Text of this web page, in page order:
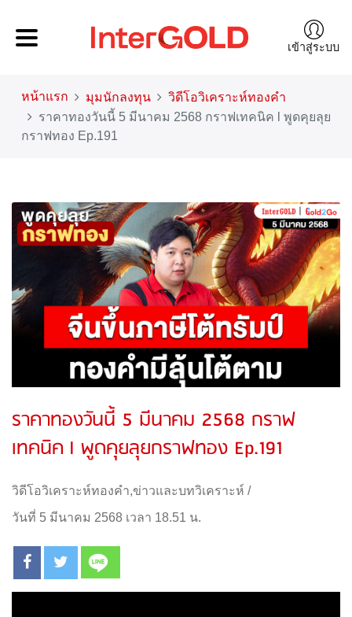
เข้าสู่ระบบ
หน้าแรก มุมนักลงทุน
วิดีโอวิเคราะห์ทองคำ
ราคาทองวันนี้ 5 มีนาคม 2568 กราฟเทคนิค l พูดคุยลุย
กราฟทอง Ep.191
ราคาทองวันนี้ 5 มีนาคม 2568 กราฟ
เทคนิค l พูดคุยลุยกราฟทอง Ep.191
วิดีโอวิเคราะห์ทองคำ,ข่าวและบทวิเคราะห์ /
วันที่ 5 มีนาคม 2568 เวลา 18.51 น.